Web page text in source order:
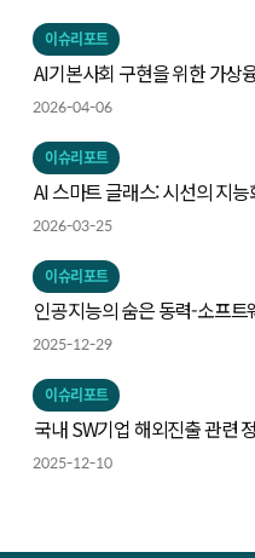
이슈리포트
AI기본사회 구현을 위한 가상
2026-04-06
이슈리포트
AI 스마트 글래스: 시선의 지능
2026-03-25
이슈리포트
인공지능의 숨은 동력-소프트
2025-12-29
이슈리포트
국내 SW기업 해외진출 관련
인공지능 및 사이버보안을 중심
2025-12-10